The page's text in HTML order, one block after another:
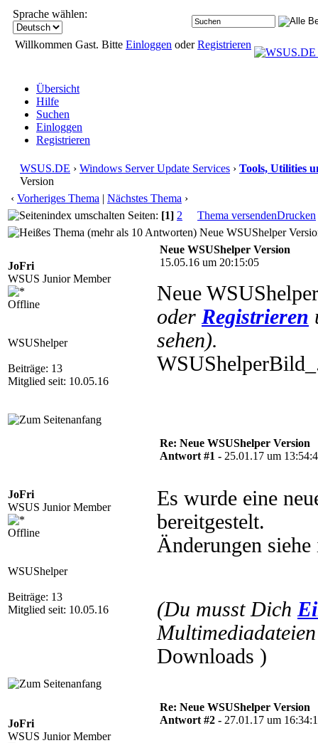
Sprache wählen:
Willkommen Gast. Bitte Einloggen oderRegistrieren
Übersicht
Hilfe
Suchen
Einloggen
Registrieren
WSUS.DE › Windows Server Update Services › Tools, Utilities
Version
‹ Vorheriges Thema | Nächstes Thema ›
Seiten: [1] 2 Thema versendenDrucken
Neue WSUShelper
JoFri
WSUS Junior Member
Offline
WSUShelper
Beiträge: 13
Mitglied seit: 10.05.16
Neue WSUShelper Version
15.05.16 um 20:15:05
Neue
oder Registrieren
sehen).
JoFri
WSUS Junior Member
Offline
WSUShelper
Beiträge: 13
Mitglied seit: 10.05.16
Re: Neue WSUShelper Version
Antwort #1 - 25.01.17 um
Es wurde eine
bereitgestelt.
Änderungen siehe
(Du musst Dich
Downloads )
JoFri
WSUS Junior Member
Re: Neue WSUShelper Version
Antwort #2 - 27.01.17 um